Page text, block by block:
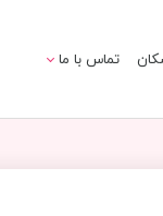
تماس با ما